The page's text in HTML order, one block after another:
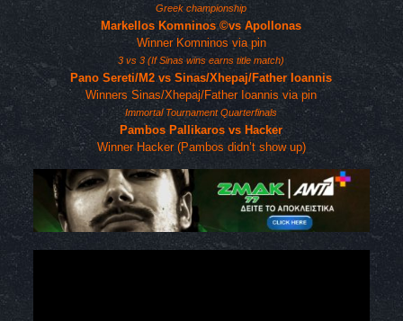
Greek championship
Markellos Komninos ©vs Apollonas
Winner Komninos via pin
3 vs 3 (If Sinas wins earns title match)
Pano Sereti/M2 vs Sinas/Xhepaj/Father Ioannis
Winners Sinas/Xhepaj/Father Ioannis via pin
Immortal Tournament Quarterfinals
Pambos Pallikaros vs Hacker
Winner Hacker (Pambos didn’t show up)